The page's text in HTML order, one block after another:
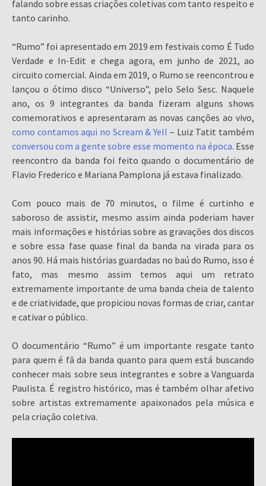
falando sobre essas criações coletivas com tanto respeito e
tanto carinho.
“Rumo” foi apresentado em 2019 em festivais como É Tudo
Verdade e In-Edit e chega agora, em junho de 2021, ao
circuito comercial. Ainda em 2019, o Rumo se reencontrou e
lançou o ótimo disco “Universo”, pelo Selo Sesc. Naquele
ano, os 9 integrantes da banda fizeram alguns shows
comemorativos e apresentaram as novas canções ao vivo,
como contamos aqui no Scream & Yell – Luiz Tatit também
conversou com a gente sobre esse momento na época. Esse
reencontro da banda foi feito quando o documentário de
Flavio Frederico e Mariana Pamplona já estava finalizado.
Com pouco mais de 70 minutos, o filme é curtinho e
saboroso de assistir, mesmo assim ainda poderiam haver
mais informações e histórias sobre as gravações dos discos
e sobre essa fase quase final da banda na virada para os
anos 90. Há mais histórias guardadas no baú do Rumo, isso é
fato, mas mesmo assim temos aqui um retrato
extremamente importante de uma banda cheia de talento
e de criatividade, que propiciou novas formas de criar, cantar
e cativar o público.
O documentário “Rumo” é um importante resgate tanto
para quem é fã da banda quanto para quem está buscando
conhecer mais sobre seus integrantes e sobre a Vanguarda
Paulista. É registro histórico, mas é também olhar afetivo
sobre artistas extremamente apaixonados pela música e
pela criação coletiva.